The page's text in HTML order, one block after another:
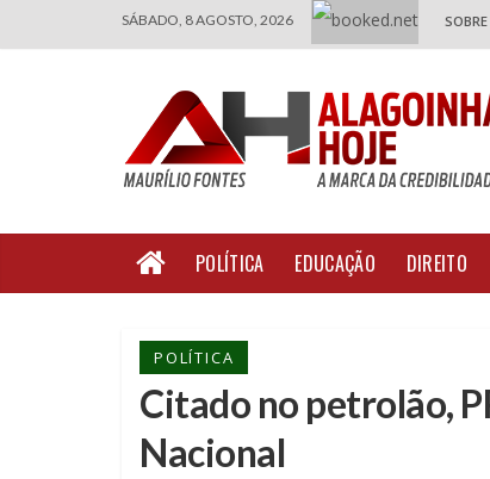
SÁBADO, 8 AGOSTO, 2026
POLÍTICA EDUCAÇÃO DIREITO
POLÍTICA
Citado no petrolão,
Nacional